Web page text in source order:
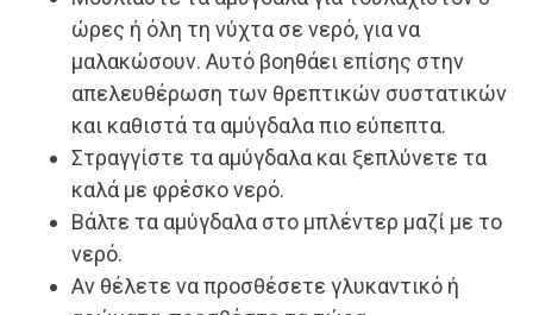
ώρες ή όλη τη νύχτα σε νερό, για να
μαλακώσουν. Αυτό βοηθάει επίσης στην
απελευθέρωση των θρεπτικών συστατικών
και καθιστά τα αμύγδαλα πιο εύπεπτα.
Στραγγίστε τα αμύγδαλα και ξεπλύνετε τα
καλά με φρέσκο νερό.
Βάλτε τα αμύγδαλα στο μπλέντερ μαζί με το
νερό.
Αν θέλετε να προσθέσετε γλυκαντικό ή